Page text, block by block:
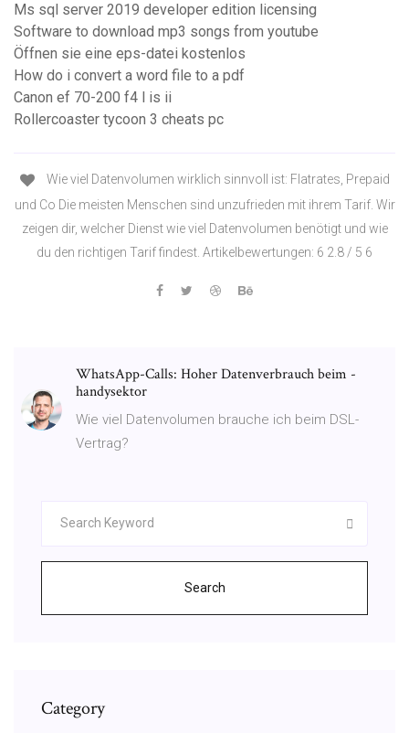
Ms sql server 2019 developer edition licensing
Software to download mp3 songs from youtube
Öffnen sie eine eps-datei kostenlos
How do i convert a word file to a pdf
Canon ef 70-200 f4 l is ii
Rollercoaster tycoon 3 cheats pc
Wie viel Datenvolumen wirklich sinnvoll ist: Flatrates, Prepaid
und Co Die meisten Menschen sind unzufrieden mit ihrem Tarif. Wir
zeigen dir, welcher Dienst wie viel Datenvolumen benötigt und wie
du den richtigen Tarif findest. Artikelbewertungen: 6 2.8 / 5 6
WhatsApp-Calls: Hoher Datenverbrauch beim -
handysektor
Wie viel Datenvolumen brauche ich beim DSL-
Vertrag?
Search
Category